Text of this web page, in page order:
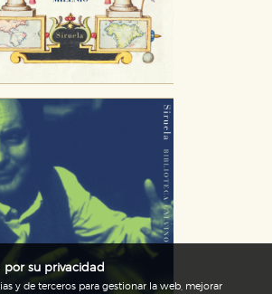
por su privacidad
y de terceros para gestionar la web, mejorar